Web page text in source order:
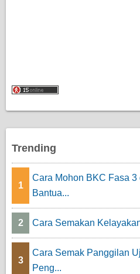
Trending
1
Cara Mohon BKC Fasa 3
Bantua...
2 Cara Semakan
3
Cara Semak Panggilan
Peng...